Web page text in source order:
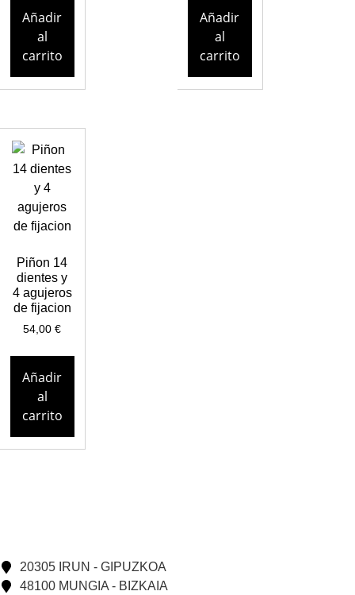
Añadir
al
carrito
Añadir
al
carrito
Piñon 14
dientes y
4 agujeros
de fijacion
54,00€
Añadir
al
carrito
20305 IRUN - GIPUZKOA
48100 MUNGIA - BIZKAIA